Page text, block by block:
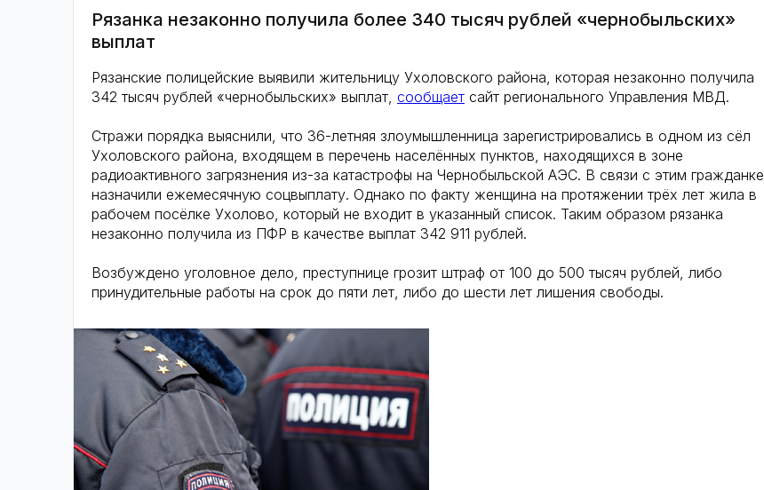
Рязанка незаконно получила более 340 тысяч рублей «чернобыльских»
выплат
Рязанские полицейские выявили жительницу Ухоловского района, которая незаконно получила
342 тысяч рублей «чернобыльских» выплат, сообщает сайт регионального Управления МВД.
Стражи порядка выяснили, что 36-летняя злоумышленница зарегистрировались в одном из сёл
Ухоловского района, входящем в перечень населённых пунктов, находящихся в зоне
радиоактивного загрязнения из-за катастрофы на Чернобыльской АЭС. В связи с этим гражданке
назначили ежемесячную соцвыплату. Однако по факту женщина на протяжении трёх лет жила в
рабочем посёлке Ухолово, который не входит в указанный список. Таким образом рязанка
незаконно получила из ПФР в качестве выплат 342 911 рублей.
Возбуждено уголовное дело, преступнице грозит штраф от 100 до 500 тысяч рублей, либо
принудительные работы на срок до пяти лет, либо до шести лет лишения свободы.